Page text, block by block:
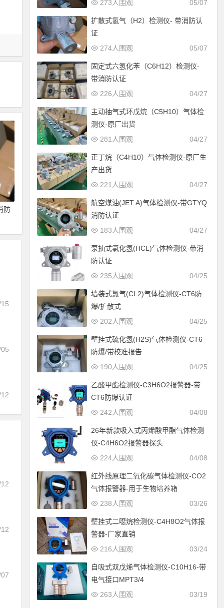
防
05/07
273人围观
扩散式氢气（H2）检测仪- 带消防认
证
05/07
274人围观
固定式六氢化苯（C6H12）检测仪-
带消防认证
04/27
226人围观
主动抽气式环戊烷（C5H10）气体检
测仪-原厂出货
04/27
281人围观
正丁烷（C4H10）气体检测仪-原厂生
产出货
04/27
221人围观
航空煤油(JET A)气体检测仪-带GTYQ
消防认证
04/27
183人围观
泵抽式氯化氢(HCL)气体检测仪-带消
防认证
04/25
235人围观
墙装式氯气(CL2)气体检测仪-CT6防
爆/扩散式
04/25
202人围观
壁挂式硫化氢(H2S)气体检测仪-CT6
防爆/带校准报告
04/25
190人围观
乙酸甲酯检测仪-C3H6O2报警器-带
CT6防爆认证
04/08
242人围观
26年新款吸入式丙烯酸甲酯气体检测
仪-C4H6O2报警器探头
04/08
224人围观
红外线原理二氧化碳气体检测仪-CO2
气体报警器-用于生物培养箱
03/26
238人围观
壁挂式二噁烷检测仪-C4H8O2气体报
警器-厂家直销
03/24
216人围观
自吸式双戊烯气体检测仪-C10H16-带
电气接口MPT3/4
03/19
263人围观